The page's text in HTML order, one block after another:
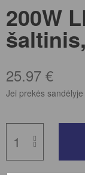
200W
25.97 €
Jei prekės